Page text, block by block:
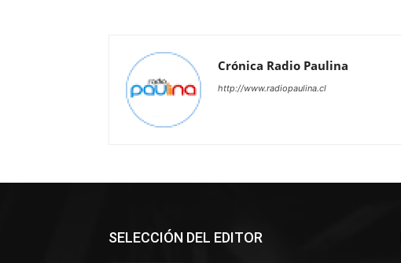
Crónica Radio Paulina
http://www.radiopaulina.cl
SELECCIÓN DEL EDITOR